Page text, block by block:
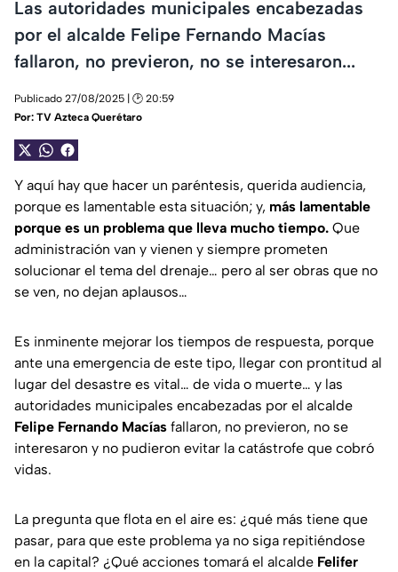
Las autoridades municipales encabezadas
por el alcalde Felipe Fernando Macías
fallaron, no previeron, no se interesaron...
Publicado 27/08/2025 | 🕑 20:59
Por: TV Azteca Querétaro
Y aquí hay que hacer un paréntesis, querida audiencia,
porque es lamentable esta situación; y, más lamentable
porque es un problema que lleva mucho tiempo. Que
administración van y vienen y siempre prometen
solucionar el tema del drenaje… pero al ser obras que no
se ven, no dejan aplausos…
Es inminente mejorar los tiempos de respuesta, porque
ante una emergencia de este tipo, llegar con prontitud al
lugar del desastre es vital… de vida o muerte… y las
autoridades municipales encabezadas por el alcalde
Felipe Fernando Macías fallaron, no previeron, no se
interesaron y no pudieron evitar la catástrofe que cobró
vidas.
La pregunta que flota en el aire es: ¿qué más tiene que
pasar, para que este problema ya no siga repitiéndose
en la capital? ¿Qué acciones tomará el alcalde Felifer